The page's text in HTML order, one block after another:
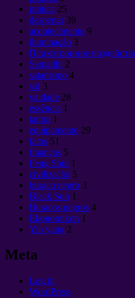
prática 25
despertar 39
acontecimento 9
iluminação 3
Психотронное
Samadhi 2
satanismo 4
sol 3
vaidade 28
essência 1
tantra 1
equipamento 29
fatos 51
finanças 5
Feng Shui 1
civilização 5
buraco negro 3
Black Sun 1
Buracos negros 4
Ekonomikon 1
Yin yang 2
Meta
Log in
WordPress